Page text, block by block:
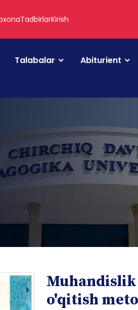
TadbirlarKirish
Talabalar Abiturient
o'qitish